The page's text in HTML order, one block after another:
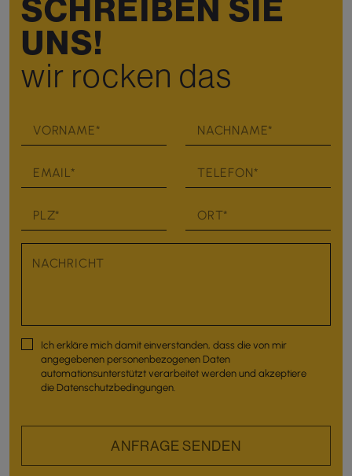
SCHREIBEN SIE
UNS!
wir rocken das
Ich erkläre mich damit einverstanden, dass die von mir
angegebenen personenbezogenen Daten
automationsunterstützt verarbeitet werden und akzeptiere
die Datenschutzbedingungen.
ANFRAGE SENDEN